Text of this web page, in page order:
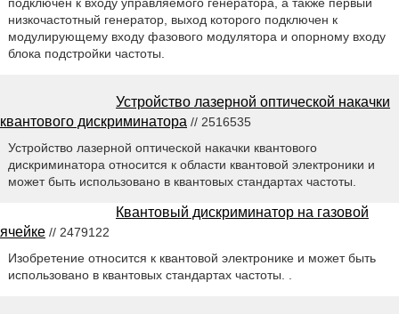
низкочастотный генератор, выход которого подключен к
модулирующему входу фазового модулятора и опорному входу
блока подстройки частоты.
Устройство лазерной оптической накачки
квантового дискриминатора // 2516535
Устройство лазерной оптической накачки квантового
дискриминатора относится к области квантовой электроники и
может быть использовано в квантовых стандартах частоты.
Квантовый дискриминатор на газовой
ячейке // 2479122
Изобретение относится к квантовой электронике и может быть
использовано в квантовых стандартах частоты. .